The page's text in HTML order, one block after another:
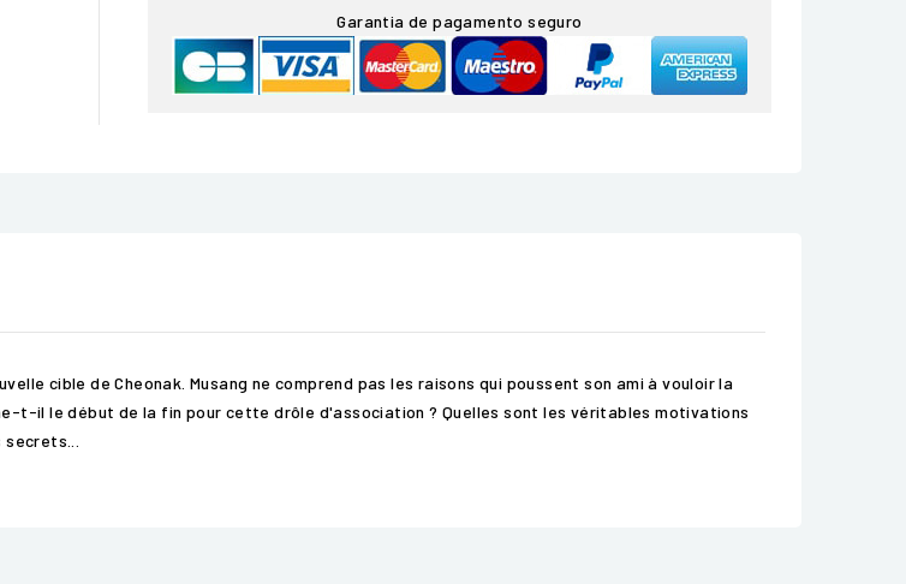
Garantia de pagamento seguro
cible de Cheonak. Musang ne comprend pas les raisons qui poussent son ami à vouloir la
t-il le début de la fin pour cette drôle d'association ? Quelles sont les véritables motivations